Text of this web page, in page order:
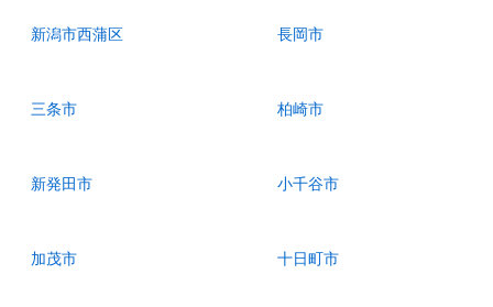
新潟市西蒲区 長岡市
三条市 柏崎市
新発田市 小千谷市
加茂市 十日町市